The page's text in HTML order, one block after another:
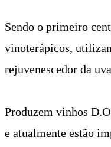
Sendo o primeiro
vinoterápicos,
rejuvenescedor da
Produzem vinhos
e atualmente estão